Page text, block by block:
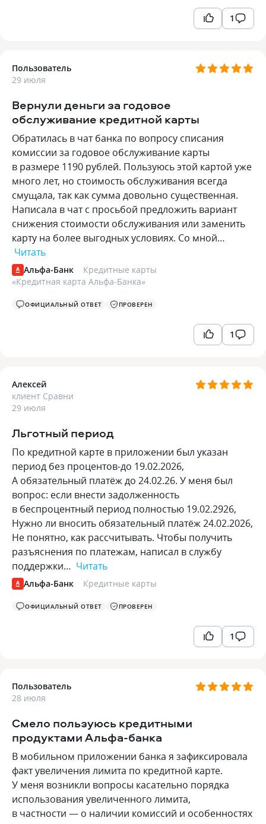
1
Пользователь
29 июля
Вернули деньги за годовое
обслуживание кредитной карты
Обратилась в чат банка по вопросу списания
комиссии за годовое обслуживание карты
в размере 1190 рублей. Пользуюсь этой картой уже
много лет, но стоимость обслуживания всегда
смущала, так как сумма довольно существенная.
Написала в чат с просьбой предложить вариант
снижения стоимости обслуживания или заменить
карту на более выгодных условиях. Со мной…
Читать
Альфа-Банк
Кредитные карты
«Кредитная карта Альфа-Банка»
ОФИЦИАЛЬНЫЙ ОТВЕТ ПРОВЕРЕН
1
Алексей
клиент Сравни
29 июля
Льготный период
По кредитной карте в приложении был указан
период без процентов-до 19.02.2026,
А обязательный платёж до 24.02.26. У меня был
вопрос: если внести задолженность
в беспроцентный период полностью 19.02.2926,
Нужно ли вносить обязательный платёж 24.02.2026,
Не понятно, как рассчитывать. Чтобы получить
разъяснения по платежам, написал в службу
поддержки… Читать
Альфа-Банк Кредитные карты
ОФИЦИАЛЬНЫЙ ОТВЕТ ПРОВЕРЕН
1
Пользователь
28 июля
Смело пользуюсь кредитными
продуктами Альфа-банка
В мобильном приложении банка я зафиксировала
факт увеличения лимита по кредитной карте.
У меня возникли вопросы касательно порядка
использования увеличенного лимита,
в частности — о наличии комиссий и особенностях